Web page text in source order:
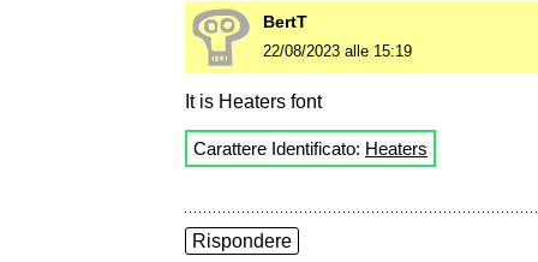
BertT
22/08/2023 alle 15:19
It is Heaters font
Carattere Identificato: Heaters
Rispondere